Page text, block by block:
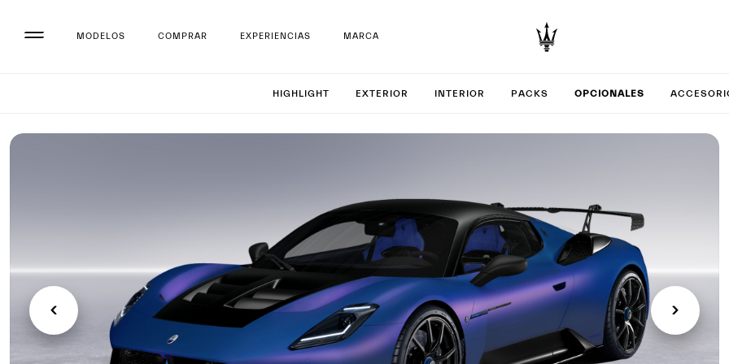
MODELOS COMPRAR EXPERIENCIAS MARCA
Configurar tu
HIGHLIGHT EXTERIOR INTERIOR PACKS OPCIONALES